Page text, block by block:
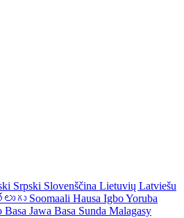
Srpski Slovenščina Lietuvių Latviešu
Soomaali Hausa IgboYoruba
Basa Jawa Basa Sunda Malagasy